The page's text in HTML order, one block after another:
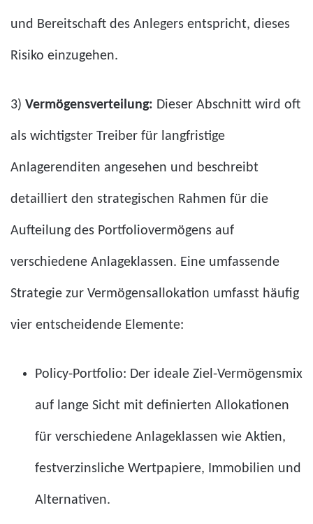
und Bereitschaft des Anlegers entspricht, dieses
Risiko einzugehen.
3) Vermögensverteilung: Dieser Abschnitt wird oft
als wichtigster Treiber für langfristige
Anlagerenditen angesehen und beschreibt
detailliert den strategischen Rahmen für die
Aufteilung des Portfoliovermögens auf
verschiedene Anlageklassen. Eine umfassende
Strategie zur Vermögensallokation umfasst häufig
vier entscheidende Elemente:
Policy-Portfolio: Der ideale Ziel-Vermögensmix
auf lange Sicht mit definierten Allokationen
für verschiedene Anlageklassen wie Aktien,
festverzinsliche Wertpapiere, Immobilien und
Alternativen.